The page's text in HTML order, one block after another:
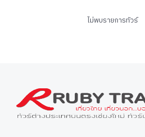
ไม่พบรายการทัวร์